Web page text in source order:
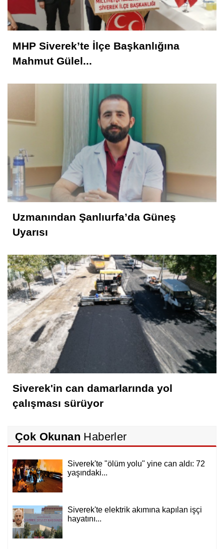
MHP Siverek’te İlçe Başkanlığına
Mahmut Gülel...
Uzmanından Şanlıurfa’da Güneş
Uyarısı
Siverek'in can damarlarında yol
çalışması sürüyor
Çok Okunan Haberler
Siverek'te "ölüm yolu" yine can aldı: 72
yaşındaki...
Siverek'te elektrik akımına kapılan işçi
hayatını...